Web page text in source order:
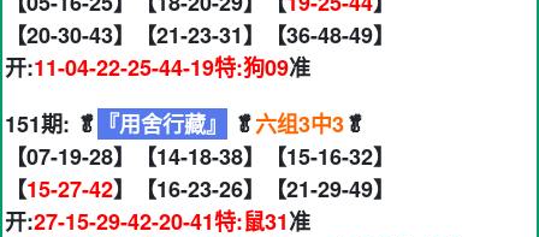
【20-30-43】【21-23-31】【36-48-49】
开:11-04-22-25-44-19特:狗09准
151期: 🥬 『用舍行藏』 🥬六组3中3🥬
【07-19-28】【14-18-38】【15-16-32】
【15-27-42】【16-23-26】【21-29-49】
开:27-15-29-42-20-41特:鼠31准